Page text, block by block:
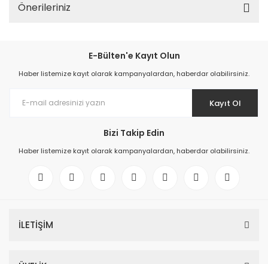
Önerileriniz
E-Bülten'e Kayıt Olun
Haber listemize kayıt olarak kampanyalardan, haberdar olabilirsiniz.
Kayıt Ol
Bizi Takip Edin
Haber listemize kayıt olarak kampanyalardan, haberdar olabilirsiniz.
İLETİŞİM